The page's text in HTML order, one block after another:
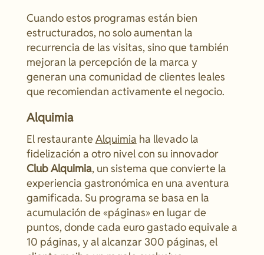
Cuando estos programas están bien
estructurados, no solo aumentan la
recurrencia de las visitas, sino que también
mejoran la percepción de la marca y
generan una comunidad de clientes leales
que recomiendan activamente el negocio.
Alquimia
El restaurante Alquimia ha llevado la
fidelización a otro nivel con su innovador
Club Alquimia, un sistema que convierte la
experiencia gastronómica en una aventura
gamificada. Su programa se basa en la
acumulación de «páginas» en lugar de
puntos, donde cada euro gastado equivale a
10 páginas, y al alcanzar 300 páginas, el